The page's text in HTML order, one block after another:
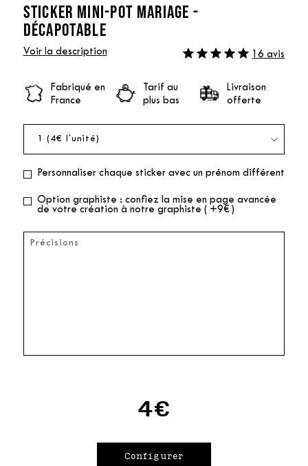
STICKER MINI-POT MARIAGE -
DÉCAPOTABLE
Voir la description 16 avis
Fabriqué en
France
Tarif au
plus bas
Livraison
offerte
Personnaliser chaque sticker avec un prénom différent
Option graphiste : confiez la mise en page avancée
de votre création à notre graphiste ( +9€ )
4€